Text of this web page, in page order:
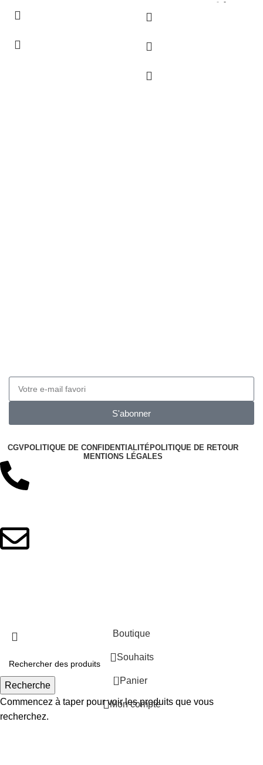
S'abonner
CGVPOLITIQUE DE CONFIDENTIALITÉPOLITIQUE DE RETOUR
MENTIONS LÉGALES
Recherche
Commencez à taper pour voir les produits que vous
recherchez.
Boutique
Souhaits
0 Panier
Mon compte